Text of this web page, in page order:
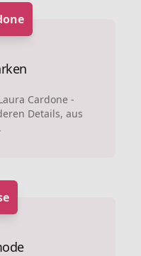
Cardone -
Details, aus